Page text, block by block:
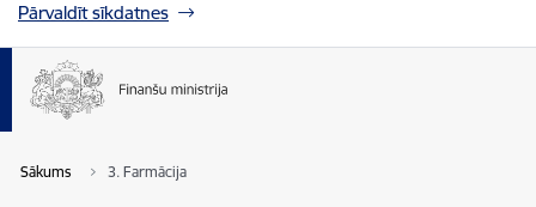
Pārvaldīt sīkdatnes
Sākums 3. Farmācija